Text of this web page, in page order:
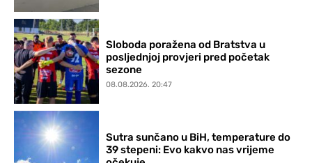
Sloboda poražena od Bratstva u
posljednjoj provjeri pred početak
sezone
08.08.2026. 20:47
Sutra sunčano u BiH, temperature do
39 stepeni: Evo kakvo nas vrijeme